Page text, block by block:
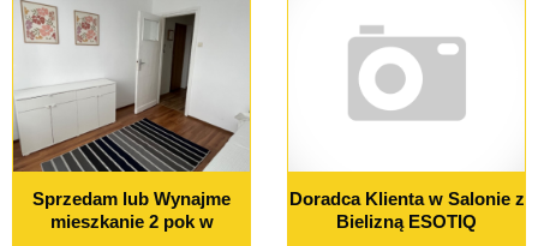
Sprzedam lub Wynajme
mieszkanie 2 pok w
Doradca Klienta w Salonie z
Bielizną ESOTIQ